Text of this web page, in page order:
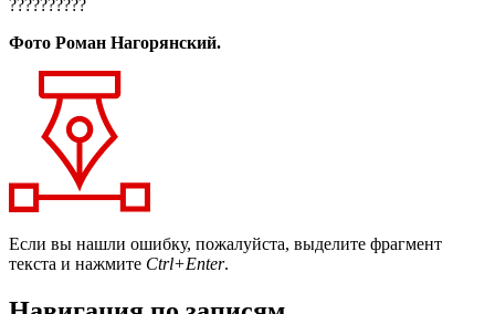
??????????
Фото Роман Нагорянский.
Если вы нашли ошибку, пожалуйста, выделите фрагмент
текста и нажмите Ctrl+Enter.